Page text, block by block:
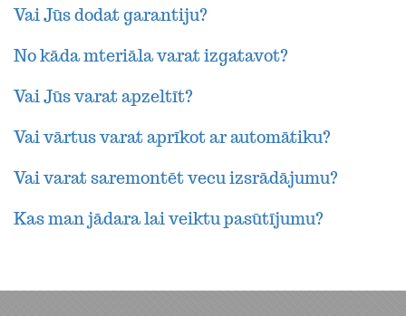
Vai Jūs dodat garantiju?
No kāda mteriāla varat izgatavot?
Vai Jūs varat apzeltīt?
Vai vārtus varat aprīkot ar automātiku?
Vai varat saremontēt vecu izsrādājumu?
Kas man jādara lai veiktu pasūtījumu?